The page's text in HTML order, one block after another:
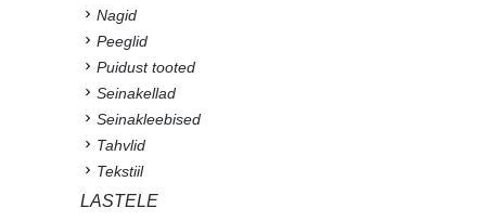
Nagid
Peeglid
Puidust tooted
Seinakellad
Seinakleebised
Tahvlid
Tekstiil
LASTELE